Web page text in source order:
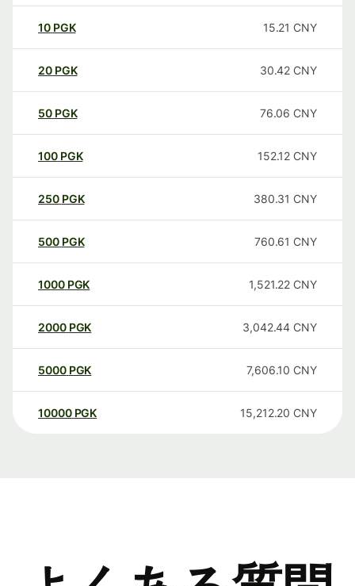
10 PGK 15.21 CNY
20 PGK 30.42 CNY
50 PGK 76.06 CNY
100 PGK 152.12 CNY
250 PGK 380.31 CNY
500 PGK 760.61 CNY
1000 PGK 1,521.22 CNY
2000 PGK 3,042.44 CNY
5000 PGK 7,606.10 CNY
10000 PGK 15,212.20 CNY